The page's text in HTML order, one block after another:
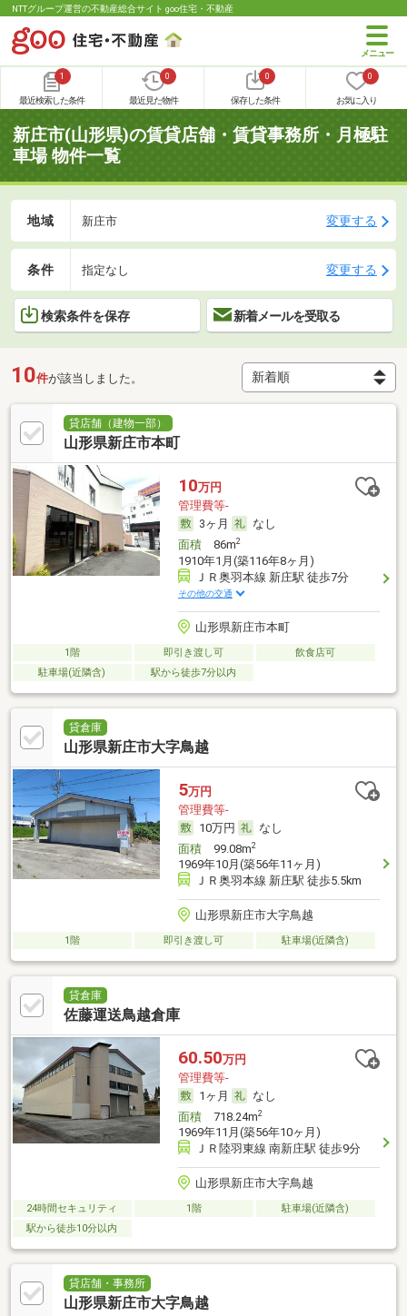
NTTグループ運営の不動産総合サイト goo住宅・不動産
1
最近検索した条件
0
最近見た物件
0
保存した条件
0
お気に入り
新庄市(山形県)の賃貸店舗・賃貸事務所・月極駐
車場 物件一覧
地域 新庄市 変更する
条件 指定なし 変更する
検索条件を保存 新着メールを受取る
10件が該当しました。
貸店舗（建物一部）
山形県新庄市本町
10万円
管理費等-
3ヶ月
なし
面積86m2
1910年1月(築116年8ヶ月)
ＪＲ奥羽本線 新庄駅 徒歩7分
その他の交通
山形県新庄市本町
1階 即引き渡し可
飲食店可
駐車場(近隣含)
駅から徒歩7分以内
貸倉庫
山形県新庄市大字鳥越
5万円
管理費等-
10万円
なし
面積99.08m2
1969年10月(築56年11ヶ月)
ＪＲ奥羽本線 新庄駅 徒歩5.5km
山形県新庄市大字鳥越
1階 即引き渡し可 駐車場(近隣含)
貸倉庫
佐藤運送鳥越倉庫
60.50万円
管理費等-
1ヶ月
なし
面積718.24m2
1969年11月(築56年10ヶ月)
ＪＲ陸羽東線 南新庄駅 徒歩9分
山形県新庄市大字鳥越
24時間セキュリティ 1階
駐車場(近隣含)
駅から徒歩10分以内
貸店舗・事務所
山形県新庄市大字鳥越